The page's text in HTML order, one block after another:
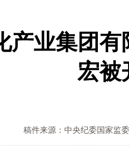
产业集团
宏被
稿件来源：中央纪委国家监